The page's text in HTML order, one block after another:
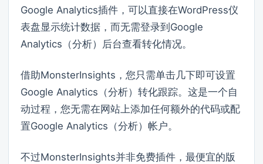
Google Analytics插件，可以直接在WordPress仪
表盘显示统计数据，而无需登录到Google
Analytics（分析）后台查看转化情况。
借助MonsterInsights，您只需单击几下即可设置
Google Analytics（分析）转化跟踪。 这是一个自
动过程，您无需在网站上添加任何额外的代码或配
置Google Analytics（分析）帐户。
不过MonsterInsights并非免费插件，最便宜的版